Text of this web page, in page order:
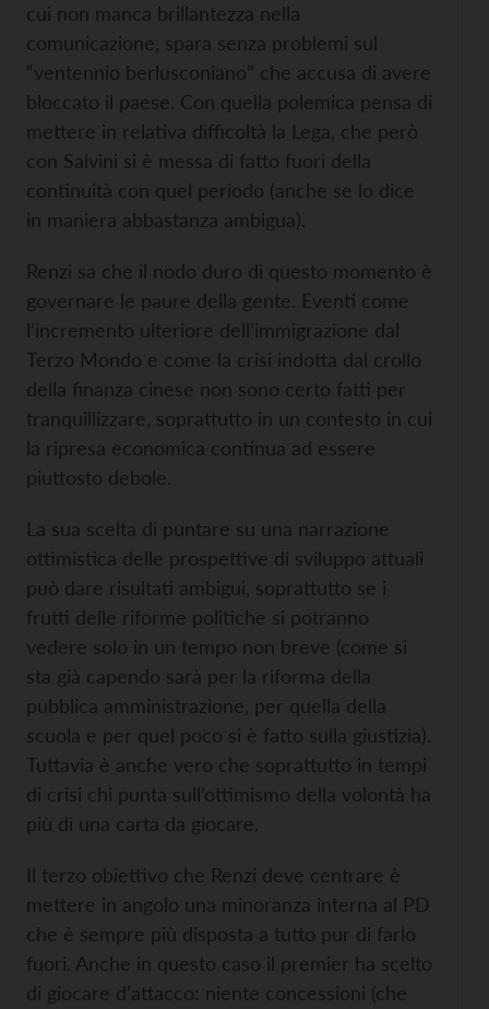
cui non manca brillantezza nella
comunicazione, spara senza problemi sul
“ventennio berlusconiano” che accusa di avere
bloccato il paese. Con quella polemica pensa di
mettere in relativa difficoltà la Lega, che però
con Salvini si è messa di fatto fuori della
continuità con quel periodo (anche se lo dice
in maniera abbastanza ambigua).
Renzi sa che il nodo duro di questo momento è
governare le paure della gente. Eventi come
l’incremento ulteriore dell’immigrazione dal
Terzo Mondo e come la crisi indotta dal crollo
della finanza cinese non sono certo fatti per
tranquillizzare, soprattutto in un contesto in cui
la ripresa economica continua ad essere
piuttosto debole.
La sua scelta di puntare su una narrazione
ottimistica delle prospettive di sviluppo attuali
può dare risultati ambigui, soprattutto se i
frutti delle riforme politiche si potranno
vedere solo in un tempo non breve (come si
sta già capendo sarà per la riforma della
pubblica amministrazione, per quella della
scuola e per quel poco si è fatto sulla giustizia).
Tuttavia è anche vero che soprattutto in tempi
di crisi chi punta sull’ottimismo della volontà ha
più di una carta da giocare.
Il terzo obiettivo che Renzi deve centrare è
mettere in angolo una minoranza interna al PD
che è sempre più disposta a tutto pur di farlo
fuori. Anche in questo caso il premier ha scelto
di giocare d’attacco: niente concessioni (che